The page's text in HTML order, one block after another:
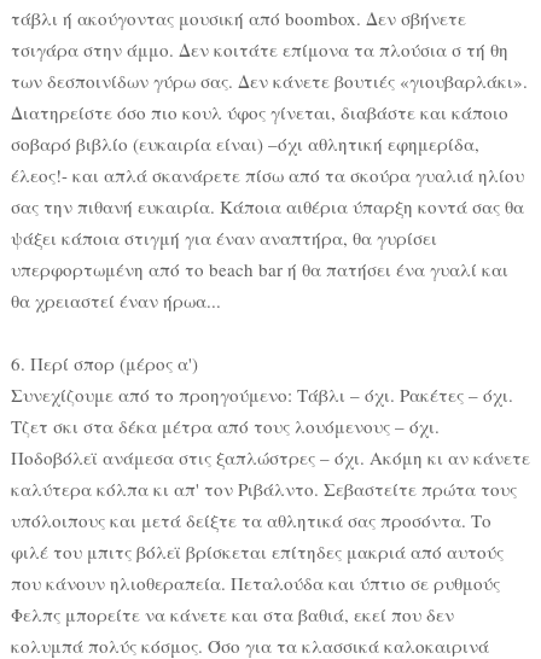
τάβλι ή ακούγοντας μουσική από bοοmbox. Δεν σβήνετε
τσιγάρα στην άμμο. Δεν κοιτάτε επίμονα τα πλούσια σ τή θη
των δεσποινίδων γύρω σας. Δεν κάνετε βουτιές «γιουβαρλάκι».
Διατηρείστε όσο πιο κουλ ύφος γίνεται, διαβάστε και κάποιο
σοβαρό βιβλίο (ευκαιρία είναι) –όχι αθλητική εφημερίδα,
έλεος!- και απλά σκανάρετε πίσω από τα σκούρα γυαλιά ηλίου
σας την πιθανή ευκαιρία. Κάποια αιθέρια ύπαρξη κοντά σας θα
ψάξει κάποια στιγμή για έναν αναπτήρα, θα γυρίσει
υπερφορτωμένη από το beach bar ή θα πατήσει ένα γυαλί και
θα χρειαστεί έναν ήρωα...
6. Περί σπορ (μέρος α')
Συνεχίζουμε από το προηγούμενο: Τάβλι – όχι. Ρακέτες – όχι.
Τζετ σκι στα δέκα μέτρα από τους λουόμενους – όχι.
Ποδοβόλεϊ ανάμεσα στις ξαπλώστρες – όχι. Ακόμη κι αν κάνετε
καλύτερα κόλπα κι απ' τον Ριβάλντο. Σεβαστείτε πρώτα τους
υπόλοιπους και μετά δείξτε τα αθλητικά σας προσόντα. Το
φιλέ του μπιτς βόλεϊ βρίσκεται επίτηδες μακριά από αυτούς
που κάνουν ηλιοθεραπεία. Πεταλούδα και ύπτιο σε ρυθμούς
Φελπς μπορείτε να κάνετε και στα βαθιά, εκεί που δεν
κολυμπά πολύς κόσμος. Όσο για τα κλασσικά καλοκαιρινά